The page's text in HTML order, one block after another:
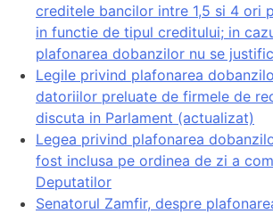
creditele bancilor intre 1,5 si 4 ori
in functie de tipul creditului; in
plafonarea dobanzilor nu se
Legile privind plafonarea
datoriilor preluate de firmele de
discuta in Parlament (actualizat)
Legea privind plafonarea
fost inclusa pe ordinea de zi a
Deputatilor
Senatorul Zamfir, despre